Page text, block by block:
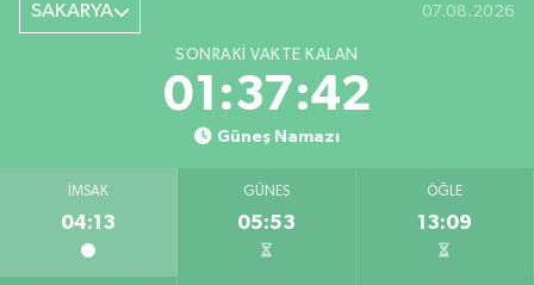
SAKARYA 07.08.2026
SONRAKI VAKTE KALAN
01:37:41
Güneş Namazı
İMSAK
04:13
GÜNEŞ
05:53
ÖĞLE
13:09